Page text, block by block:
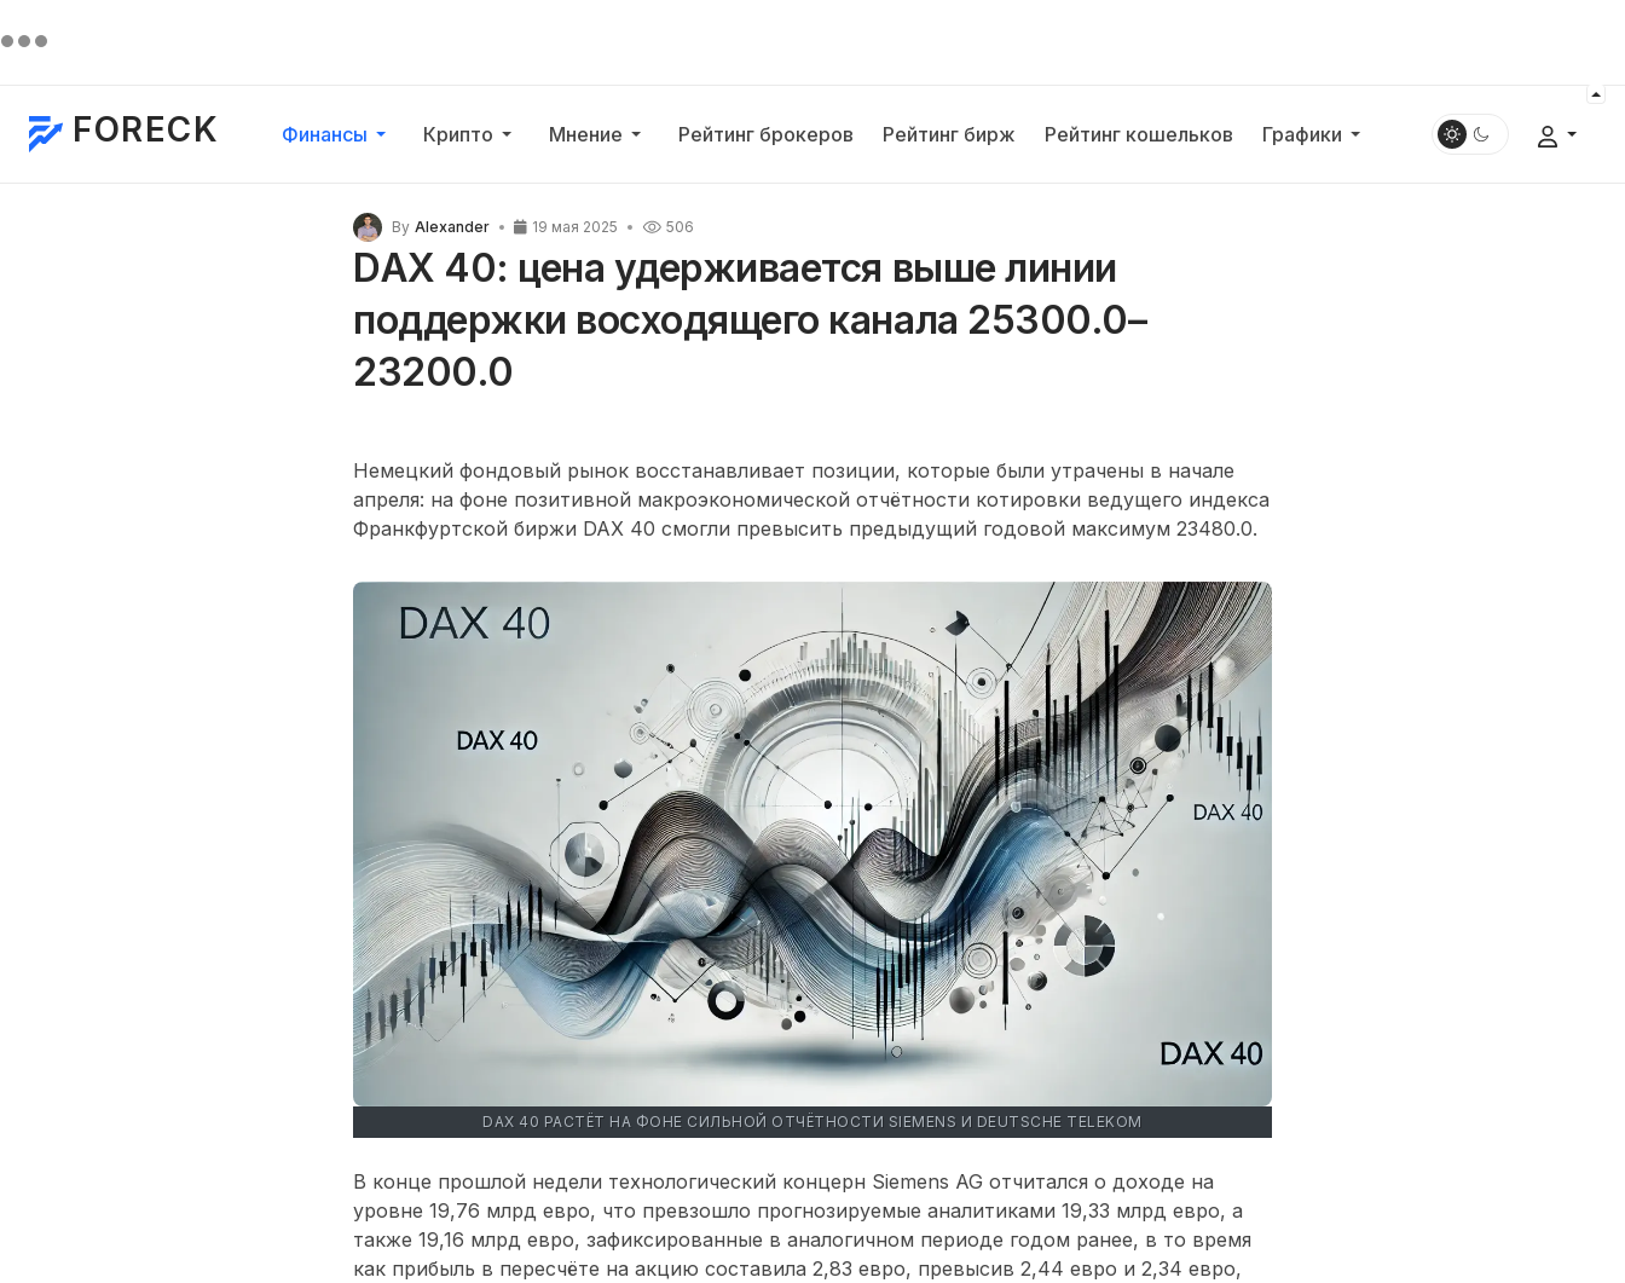
FORECK Финансы Крипто Мнение Рейтинг брокеров Рейтинг бирж Рейтинг кошельков Графики
By Alexander 19 мая 2025 506
DAX 40: цена удерживается выше линии
поддержки восходящего канала 25300.0–
23200.0
Немецкий фондовый рынок восстанавливает позиции, которые были утрачены в начале
апреля: на фоне позитивной макроэкономической отчётности котировки ведущего индекса
Франкфуртской биржи DAX 40 смогли превысить предыдущий годовой максимум 23480.0.
DAX 40 РАСТЁТ НА ФОНЕ СИЛЬНОЙ ОТЧЁТНОСТИ SIEMENS И DEUTSCHE TELEKOM
В конце прошлой недели технологический концерн Siemens AG отчитался о доходе на
уровне 19,76 млрд евро, что превзошло прогнозируемые аналитиками 19,33 млрд евро, а
также 19,16 млрд евро, зафиксированные в аналогичном периоде годом ранее, в то время
как прибыль в пересчёте на акцию составила 2,83 евро, превысив 2,44 евро и 2,34 евро,